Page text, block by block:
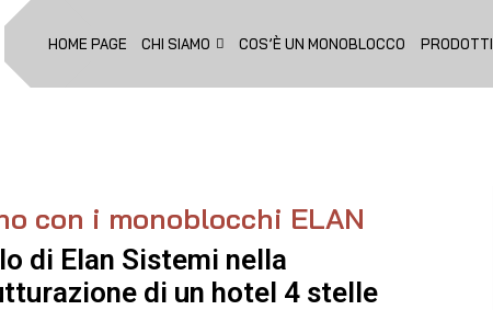
HOME PAGE CHI SIAMO COS’È UN MONOBLOCCO PRODOTTI
con i monoblocchi ELAN
di Elan Sistemi nella
di un hotel 4 stelle